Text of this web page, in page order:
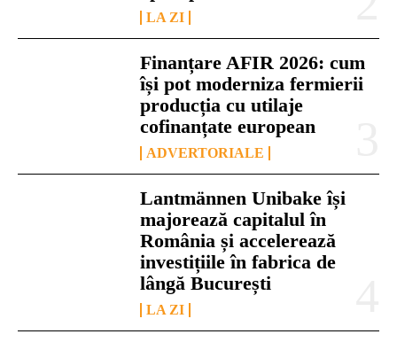
LA ZI
Finanțare AFIR 2026: cum
își pot moderniza fermierii
producția cu utilaje
cofinanțate european
ADVERTORIALE
Lantmännen Unibake își
majorează capitalul în
România și accelerează
investițiile în fabrica de
lângă București
LA ZI